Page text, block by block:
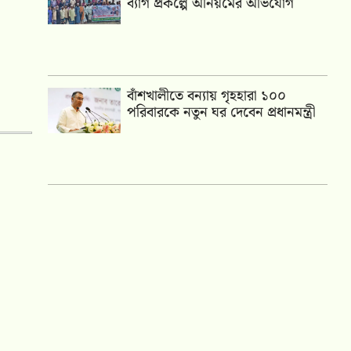
বাঁশখালীতে বন্যায় গৃহহারা ১০০
পরিবারকে নতুন ঘর দেবেন প্রধানমন্ত্রী